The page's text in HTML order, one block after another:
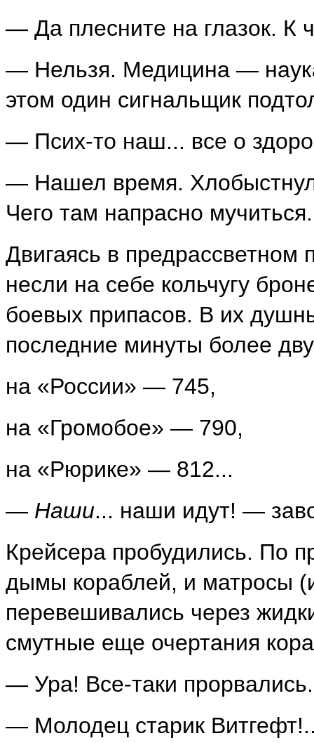
— Да плесните на глазок. К
— Нельзя. Медицина —
этом один сигнальщик
— Псих-то наш... все о
— Нашел время.
Чего там напрасно
Двигаясь в предрассветном
несли на себе кольчугу
боевых припасов. В их
последние минуты более
на «России» — 745,
на «Громобое» — 790,
на «Рюрике» — 812...
— Наши... наши идут! —
Крейсера пробудились. По
дымы кораблей, и матросы
перевешивались через
смутные еще очертания
— Ура! Все-таки
— Молодец старик